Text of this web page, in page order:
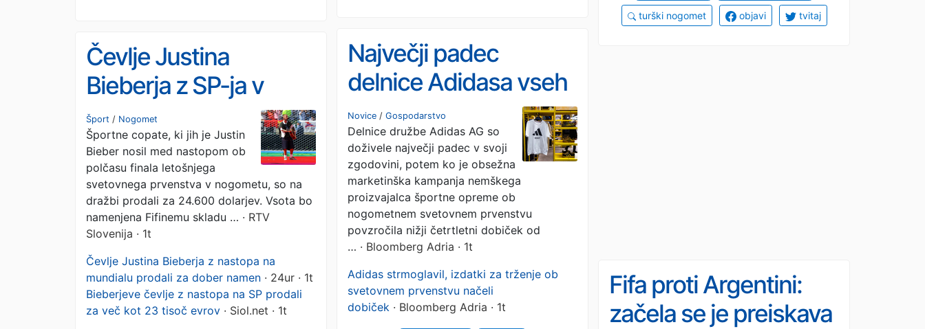
turški nogomet objavi tvitaj
Največji padec
delnice Adidasa vseh
časov: zakaj je delnica
strmoglavila
Novice / Gospodarstvo
Delnice družbe Adidas AG so
doživele največji padec v svoji
zgodovini, potem ko je obsežna
marketinška kampanja nemškega
proizvajalca športne opreme ob
nogometnem svetovnem prvenstvu
povzročila nižji četrtletni dobiček od
… · Bloomberg Adria · 1t
Adidas strmoglavil, izdatki za trženje ob
svetovnem prvenstvu načeli
dobiček · Bloomberg Adria · 1t
Čevlje Justina
Bieberja z SP-ja v
nogometu prodali za
dober namen
Šport / Nogomet
Športne copate, ki jih je Justin
Bieber nosil med nastopom ob
polčasu finala letošnjega
svetovnega prvenstva v nogometu, so na
dražbi prodali za 24.600 dolarjev. Vsota bo
namenjena Fifinemu skladu … · RTV
Slovenija · 1t
Čevlje Justina Bieberja z nastopa na
mundialu prodali za dober namen · 24ur · 1t
Bieberjeve čevlje z nastopa na SP prodali
za več kot 23 tisoč evrov · Siol.net · 1t
Fifa proti Argentini:
začela se je preiskava